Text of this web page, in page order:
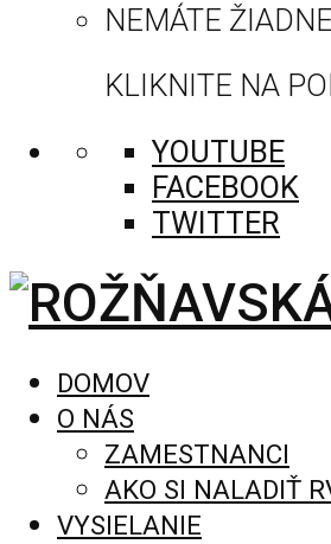
NEMÁTE
KLIKNITE NA
YOUTUBE
FACEBOOK
TWITTER
DOMOV
O NÁS
ZAMESTNANCI
AKO SI NALADIŤ
VYSIELANIE